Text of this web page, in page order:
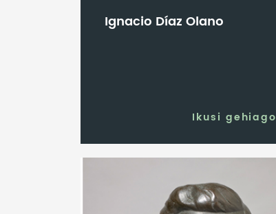
Ignacio Díaz Olano
Ikusi gehiago